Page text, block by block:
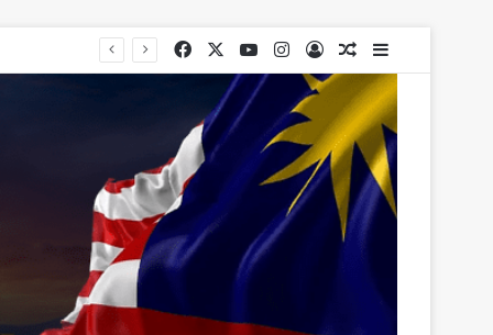
Facebook YouTubeInstagram
Log InRandom Article